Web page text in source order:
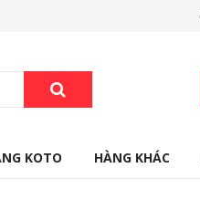
KOTO HÀNG KHÁC